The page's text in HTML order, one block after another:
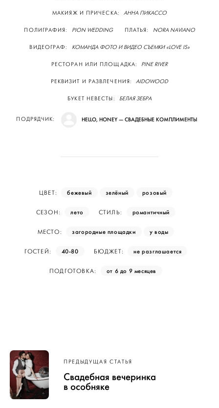
МАКИЯЖ И ПРИЧЕСКА: АННА ПИКАССО
ПОЛИГРАФИЯ: PION WEDDING ПЛАТЬЯ: NORA NAVIANO
ВИДЕОГРАФ: КОМАНДА ФОТО И ВИДЕО СЪЕМКИ «LOVE IS»
РЕСТОРАН ИЛИ ПЛОЩАДКА: PINE RIVER
РЕКВИЗИТ И РАЗВЛЕЧЕНИЯ: AIDOWOOD
БУКЕТ НЕВЕСТЫ: БЕЛАЯ ЗЕБРА
ПОДРЯДЧИК: HELLO, HONEY — CВАДЕБНЫЕ КОМПЛИМЕНТЫ
ЦВЕТ: бежевый зелёный розовый
СЕЗОН: лето СТИЛЬ: романтичный
МЕСТО: загородные площадки у воды
ГОСТЕЙ: 40-80 БЮДЖЕТ: не разглашается
ПОДГОТОВКА: от 6 до 9 месяцев
Навигация
по записям
ПРЕДЫДУЩАЯ СТАТЬЯ
Свадебная вечеринка
в особняке